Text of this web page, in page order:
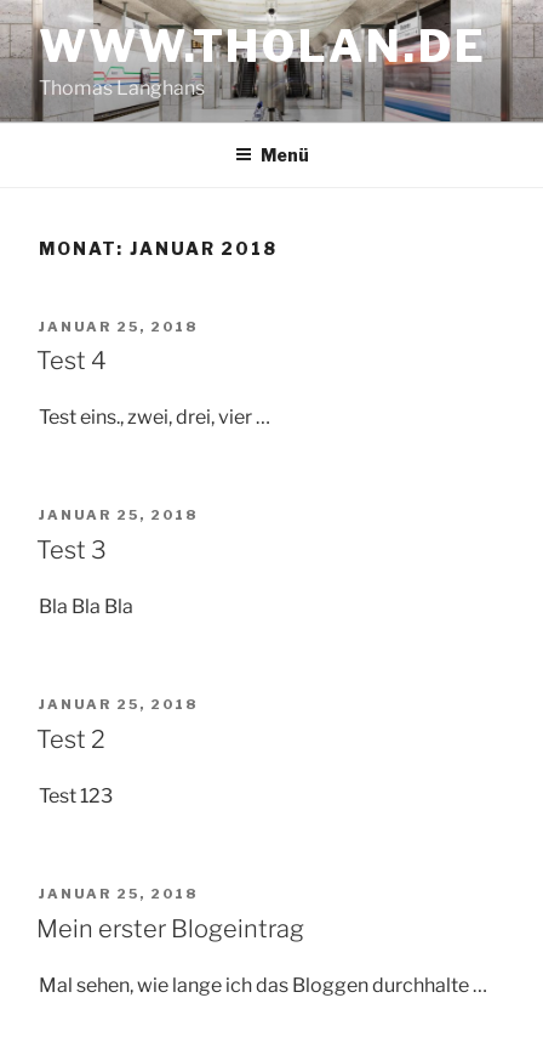
Zum
Inhalt
springenWWW.THOLAN.DE
Thomas Langhans
Menü
MONAT: JANUAR 2018
VERÖFFENTLICHT
AM
JANUAR 25, 2018
Test 4
Test eins., zwei, drei, vier …
VERÖFFENTLICHT
AM
JANUAR 25, 2018
Test 3
Bla Bla Bla
VERÖFFENTLICHT
AM
JANUAR 25, 2018
Test 2
Test 123
VERÖFFENTLICHT
AM
JANUAR 25, 2018
Mein erster Blogeintrag
Mal sehen, wie lange ich das Bloggen durchhalte …